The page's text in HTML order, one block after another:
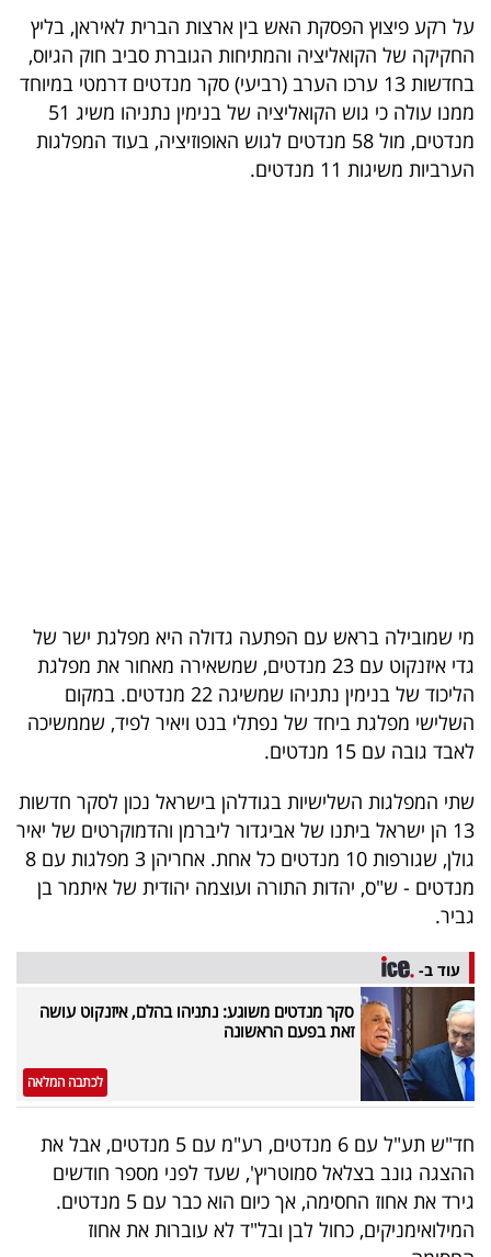
ספורט
קריירה
ולימודים
מינויים
פודקאסט
40
UNDER
40
שיתופי
פעולה
דרושים
ניוזלטרים
מייל
אדום
על רקע פיצוץ הפסקת האש בין ארצות הברית לאיראן, בליץ
החקיקה של הקואליציה והמתיחות הגוברת סביב חוק הגיוס,
בחדשות 13 ערכו הערב (רביעי) סקר מנדטים דרמטי במיוחד
ממנו עולה כי גוש הקואליציה של בנימין נתניהו משיג 51
מנדטים, מול 58 מנדטים לגוש האופוזיציה, בעוד המפלגות
הערביות משיגות 11 מנדטים.
מי שמובילה בראש עם הפתעה גדולה היא מפלגת ישר של
גדי איזנקוט עם 23 מנדטים, שמשאירה מאחור את מפלגת
הליכוד של בנימין נתניהו שמשיגה 22 מנדטים. במקום
השלישי מפלגת ביחד של נפתלי בנט ויאיר לפיד, שממשיכה
לאבד גובה עם 15 מנדטים.
שתי המפלגות השלישיות בגודלהן בישראל נכון לסקר חדשות
13 הן ישראל ביתנו של אביגדור ליברמן והדמוקרטים של יאיר
גולן, שגורפות 10 מנדטים כל אחת. אחריהן 3 מפלגות עם 8
מנדטים - ש"ס, יהדות התורה ועוצמה יהודית של איתמר בן
גביר.
עוד ב-
סקר מנדטים משוגע: נתניהו בהלם, איזנקוט עושה
זאת בפעם הראשונה
לכתבה המלאה
חד"ש תע"ל עם 6 מנדטים, רע"מ עם 5 מנדטים, אבל את
ההצגה גונב בצלאל סמוטריץ', שעד לפני מספר חודשים
גירד את אחוז החסימה, אך כיום הוא כבר עם 5 מנדטים.
המילואימניקים, כחול לבן ובל"ד לא עוברות את אחוז